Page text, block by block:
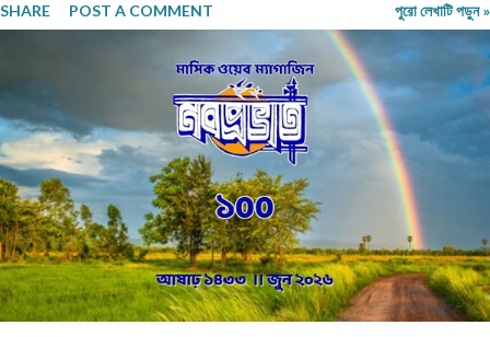
টালমাটাল! ঢিল মারা প্রশ্নের রোয়াকে বক্রচোখে যেন মেধাবী কবিতা! মুছে দিও তবে লাজুক গুপ্ত রোগ,
দিনরাত্রি! ভালো থেকো তোমরা বাছাধন, রং মাস সে আর কতদিন... ================
ASRAFUL MANDAL Chandidas Avenue, B-zone, Durgapur, Paschim
Bardhaman, Pin - 713205,
SHARE POST A COMMENT পুরো লেখাটি পড়ুন »